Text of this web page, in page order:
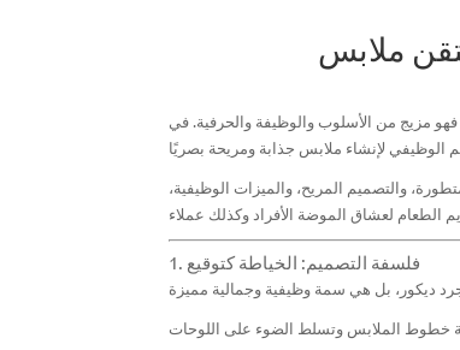
والتصميم المريح، والميزات الوظيفية،
1. فلسفة التصميم: الخياطة كتوقيع